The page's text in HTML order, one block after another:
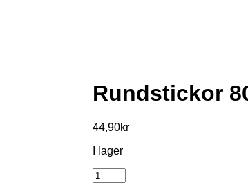
Rundstickor
44,90kr
I lager
Rundstickor
80cm